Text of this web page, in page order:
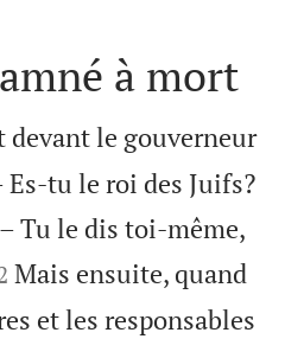
à mort
devant le gouverneur
Es-tu le roi des Juifs?
Tu le dis toi-même,
Mais ensuite, quand
et les responsables